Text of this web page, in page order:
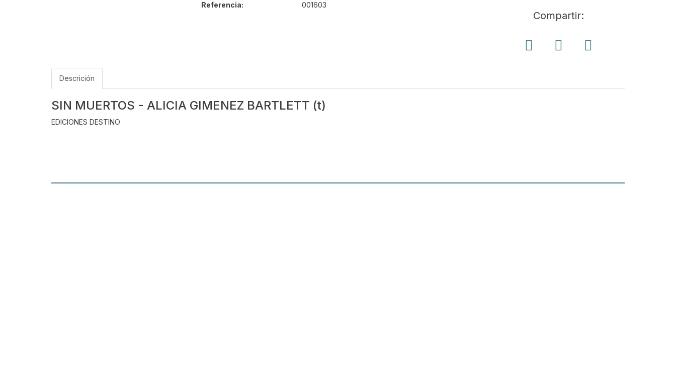
Referencia:
001603
Compartir:
Descrición
SIN MUERTOS - ALICIA GIMENEZ BARTLETT (t)
EDICIONES DESTINO